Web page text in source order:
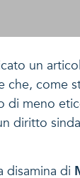
un
che, come
meno
di